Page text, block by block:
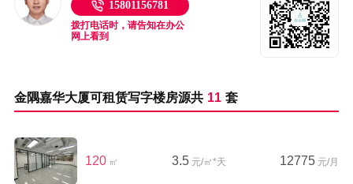
15801156781
拨打电话时，请告知在办公
网上看到
金隅嘉华大厦可租赁写字楼房源共 11 套
120 ㎡ 3.5 元/㎡*天 12775 元/月